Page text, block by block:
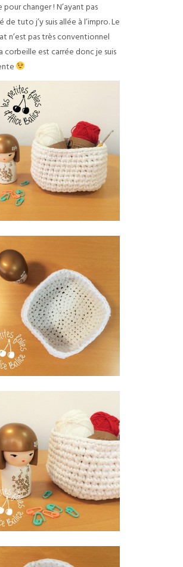
pour changer ! N’ayant pas
de tuto j’y suis allée à l’impro. Le
n’est pas très conventionnel
corbeille est carrée donc je suis